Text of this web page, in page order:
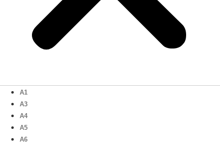
A1
A3
A4
A5
A6